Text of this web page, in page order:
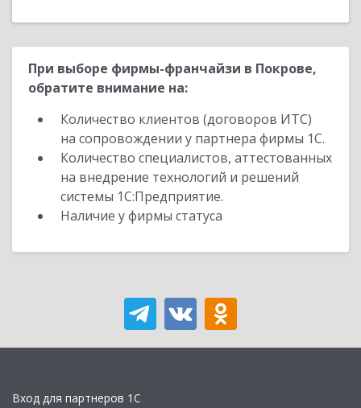
При выборе фирмы-франчайзи в Покрове,
обратите внимание на:
Количество клиентов (договоров ИТС)
на сопровождении у партнера фирмы 1С.
Количество специалистов, аттестованных
на внедрение технологий и решений
системы 1С:Предприятие.
Наличие у фирмы статуса
Вход для партнеров 1С